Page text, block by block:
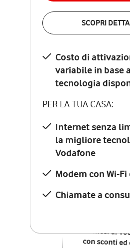
SCOPRI
Costo di
variabile in base
tecnologia
PER LA TUA CASA:
Internet senza
la migliore
Vodafone
Modem con Wi-Fi
Chiamate a
VERIFICA
Costo di
variabile in
tecnologia
PER LA TUA CASA:
Internet
la
Vodafone
Modem
Chiamate
numeri
nazionali
12 mesi di
con sconti
esclusive,